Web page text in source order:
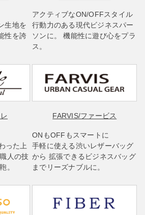
生地を
性を誇
アクティブなON/OFFスタイル
行動力のある現代ビジネスパー
ソンに。 機能性に遊び心をプラ
ス。
った上
人の技
。
FARVIS/ファービス
ONもOFFもスマートに
手軽に使える渋いレザーバッグ
から 拡張できるビジネスバッグ
までリーズナブルに。